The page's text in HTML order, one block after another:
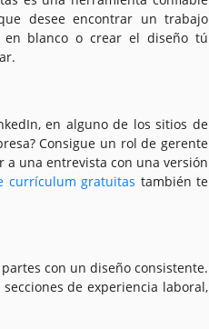
desee encontrar un trabajo
en blanco o crear el diseño tú
en alguno de los sitios de
Consigue un rol de gerente
a una entrevista con una versión
currículum gratuitas también te
con un diseño consistente.
de experiencia laboral,